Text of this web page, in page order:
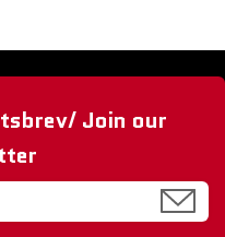
Join our